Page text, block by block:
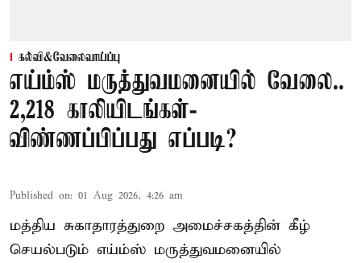
கல்வி&வேலைவாய்ப்பு
எய்ம்ஸ் மருத்துவமனையில் வேலை..
2,218 காலியிடங்கள்-
விண்ணப்பிப்பது எப்படி?
Published on: 01 Aug 2026, 4:26 am
மத்திய சுகாதாரத்துறை அமைச்சகத்தின் கீழ்
செயல்படும் எய்ம்ஸ் மருத்துவமனையில்